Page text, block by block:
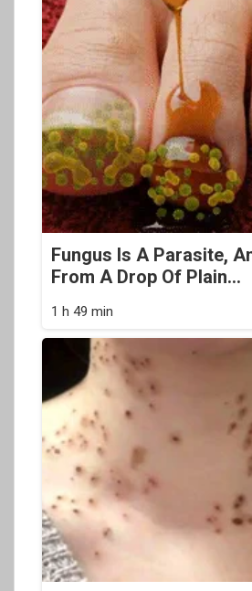
Fungus Is A Parasite,
From A Drop Of Plain...
1 h 49 min